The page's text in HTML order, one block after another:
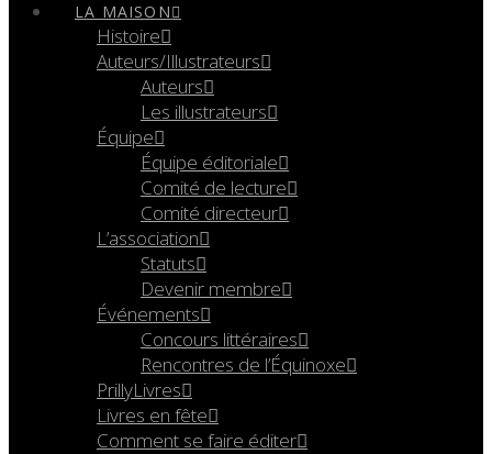
LA MAISON
Histoire
Auteurs/Illustrateurs
Auteurs
Les illustrateurs
Équipe
Équipe éditoriale
Comité de lecture
Comité directeur
L’association
Statuts
Devenir membre
Événements
Concours littéraires
Rencontres de l’Équinoxe
PrillyLivres
Livres en fête
Comment se faire éditer